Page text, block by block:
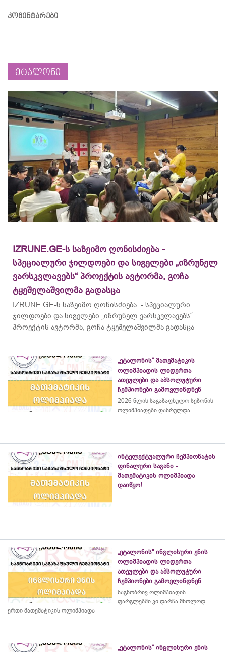
კომენტარები
ეტალონი
IZRUNE.GE-ს საზეიმო ღონისძიება -
სპეციალური ჯილდოები და სიგელები „იზრუნელ
ვარსკვლავებს“ პროექტის ავტორმა, გოჩა
ტყეშელაშვილმა გადასცა
IZRUNE.GE-ს საზეიმო ღონისძიება - სპეციალური
ჯილდოები და სიგელები „იზრუნელ ვარსკვლავებს“
პროექტის ავტორმა, გოჩა ტყეშელაშვილმა გადასცა
„ეტალონის“ მათემატიკის
ოლიმპიადის ლიდერთა
ათეულები და აბსოლუტური
ჩემპიონები გამოვლინდნენ
2026 წლის საგაზაფხულო სეზონის
ოლიმპიადები დასრულდა
ინტელექტუალური ჩემპიონატის
ფინალური საგანი -
მათემატიკის ოლიმპიადა
დაიწყო!
„ეტალონის“ ინგლისური ენის
ოლიმპიადის ლიდერთა
ათეულები და აბსოლუტური
ჩემპიონები გამოვლინდნენ
საგნობრივ ოლიმპიადის
ფარგლებში კი დარჩა მხოლოდ
ერთი მათემატიკის ოლიმპიადა
„ეტალონის“ ინგლისური ენის